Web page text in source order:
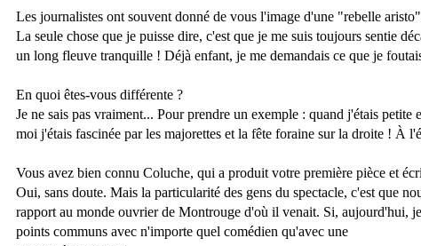
Les journalistes ont souvent donné de vous l'image d'une "rebelle
La seule chose que je puisse dire, c'est que je me suis toujours sentie
un long fleuve tranquille ! Déjà enfant, je me demandais ce que je
En quoi êtes-vous différente ?
Je ne sais pas vraiment... Pour prendre un exemple : quand j'étais
moi j'étais fascinée par les majorettes et la fête foraine sur la droite ! À
Vous avez bien connu Coluche, qui a produit votre première pièce et
Oui, sans doute. Mais la particularité des gens du spectacle, c'est que
rapport au monde ouvrier de Montrouge d'où il venait. Si, aujourd'hui,
points communs avec n'importe quel comédien qu'avec une